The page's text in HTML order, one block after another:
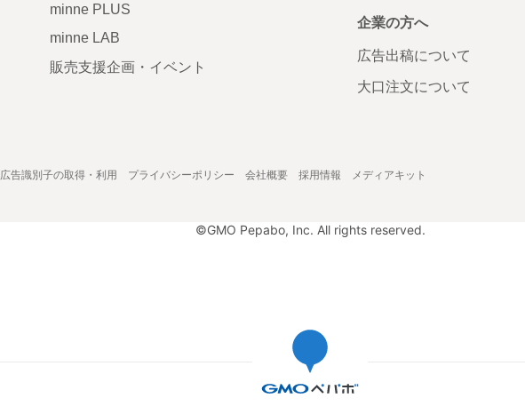
minne PLUS
minne LAB
販売支援企画・イベント
企業の方へ
広告出稿について
大口注文について
広告識別子の取得・利用 プライバシーポリシー 会社概要 採用情報 メディアキット
©GMO Pepabo, Inc. All rights reserved.